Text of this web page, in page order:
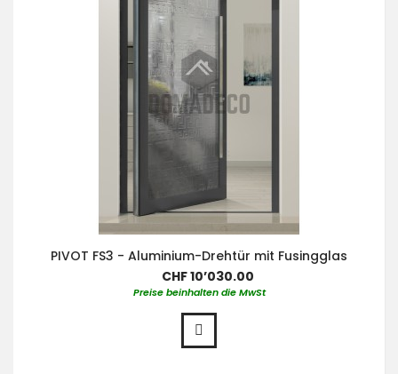
PIVOT FS3 - Aluminium-Drehtür mit Fusingglas
CHF 10’030.00
Preise beinhalten die MwSt